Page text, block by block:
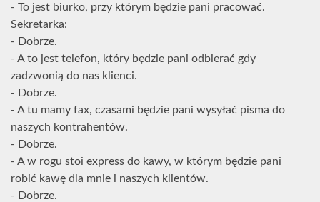
- To jest biurko, przy którym będzie pani pracować.
Sekretarka:
- Dobrze.
- A to jest telefon, który będzie pani odbierać gdy
zadzwonią do nas klienci.
- Dobrze.
- A tu mamy fax, czasami będzie pani wysyłać pisma do
naszych kontrahentów.
- Dobrze.
- A w rogu stoi express do kawy, w którym będzie pani
robić kawę dla mnie i naszych klientów.
- Dobrze.